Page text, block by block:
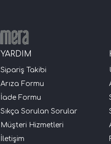
YARDIM
Sipariş Takibi
Arıza Formu
İade Formu
Sıkça Sorulan Sorular
Müşteri Hizmetleri
İletişim